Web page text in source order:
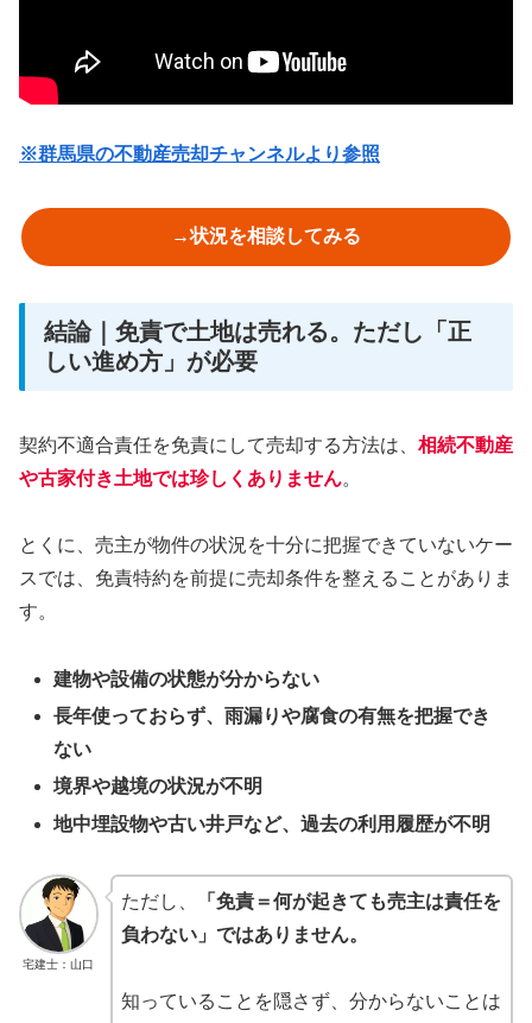
※群馬県の不動産売却チャンネルより参照
→状況を相談してみる
結論｜免責で土地は売れる。ただし「正
しい進め方」が必要
契約不適合責任を免責にして売却する方法は、 相続不動産
や古家付き土地では珍しくありません。
とくに、売主が物件の状況を十分に把握できていないケー
スでは、免責特約を前提に売却条件を整えることがありま
す。
建物や設備の状態が分からない
長年使っておらず、雨漏りや腐食の有無を把握でき
ない
境界や越境の状況が不明
地中埋設物や古い井戸など、過去の利用履歴が不明
宅建士：山口
ただし、
「免責＝何が起きても売主は責任を
負わない」ではありません。
知っていることを隠さず、分からないことは